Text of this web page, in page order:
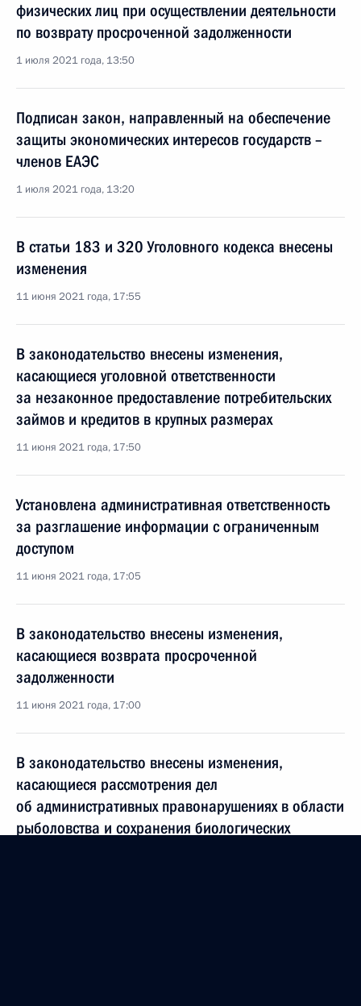
физических лиц при осуществлении деятельности
по возврату просроченной задолженности
1 июля 2021 года, 13:50
Подписан закон, направленный на обеспечение
защиты экономических интересов государств –
членов ЕАЭС
1 июля 2021 года, 13:20
В статьи 183 и 320 Уголовного кодекса внесены
изменения
11 июня 2021 года, 17:55
В законодательство внесены изменения,
касающиеся уголовной ответственности
за незаконное предоставление потребительских
займов и кредитов в крупных размерах
11 июня 2021 года, 17:50
Установлена административная ответственность
за разглашение информации с ограниченным
доступом
11 июня 2021 года, 17:05
В законодательство внесены изменения,
касающиеся возврата просроченной
задолженности
11 июня 2021 года, 17:00
В законодательство внесены изменения,
касающиеся рассмотрения дел
об административных правонарушениях в области
рыболовства и сохранения биологических